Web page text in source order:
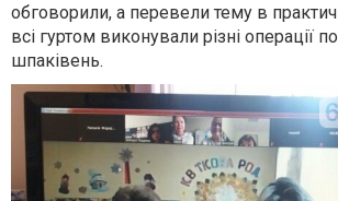
обговорили, а перевели тему в
всі гуртом виконували різні операції
шпаківень.